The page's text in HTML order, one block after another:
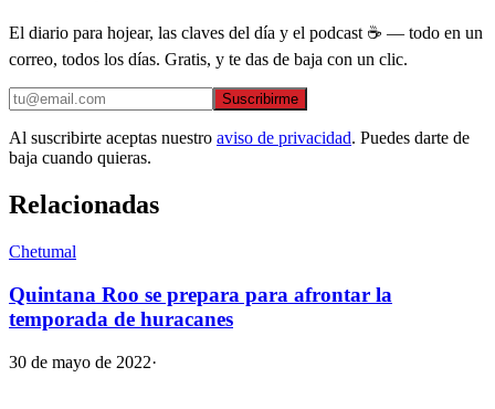
El diario para hojear, las claves del día y el podcast ☕ — todo en un
correo, todos los días. Gratis, y te das de baja con un clic.
Suscribirme
Al suscribirte aceptas nuestro aviso de privacidad. Puedes darte de
baja cuando quieras.
Relacionadas
Chetumal
Quintana Roo se prepara para afrontar la
temporada de huracanes
30 de mayo de 2022·